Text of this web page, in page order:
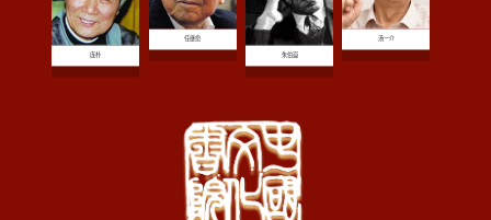
庞朴
任继愈
朱伯崑
汤一介